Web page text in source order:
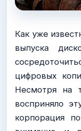
Как уже
выпуска
цифровых
Несмотря на
восприняло
корпорация